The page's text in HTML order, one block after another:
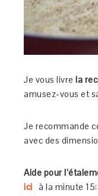
Je vous livrela
amusez-vous et
Je recommande
avec des
Aide pour
ici à la minute